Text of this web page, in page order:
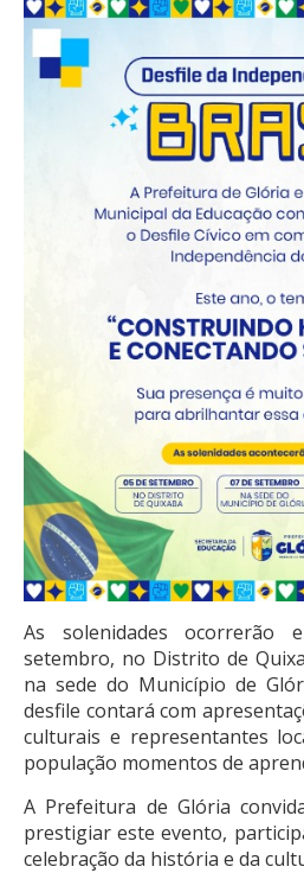
As solenidades ocorrerão
setembro, no Distrito de
na sede do Município de
desfile contará com
culturais e representantes
população momentos de
A Prefeitura de Glória
prestigiar este evento,
celebração da história e da